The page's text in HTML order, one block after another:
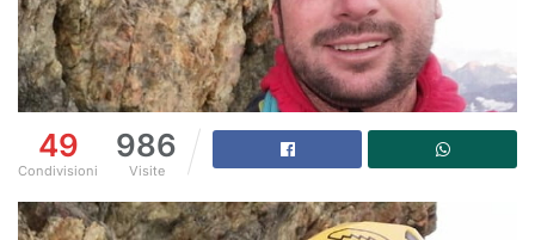
49
Condivisioni
986
Visite